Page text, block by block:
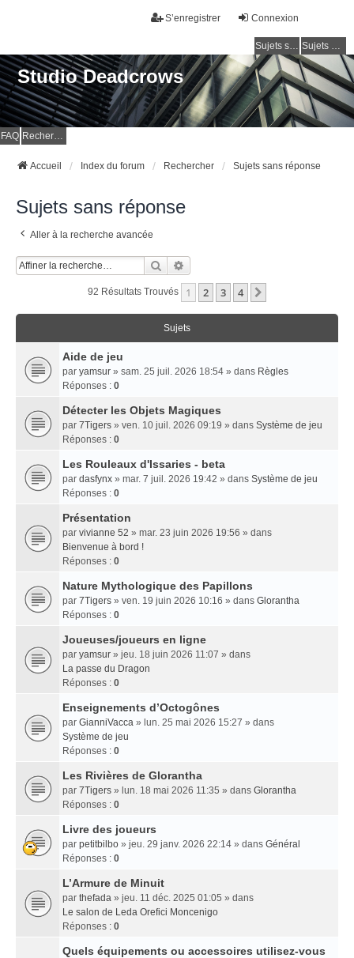
Connexion
S’enregistrer
Sujets sans réponse Sujets actifs
Studio Deadcrows
FAQ Rechercher
Accueil Index du forum Rechercher Sujets sans réponse
Sujets sans réponse
Aller à la recherche avancée
Rechercher
92 Résultats Trouvés 1 2 3 4
Sujets
Aide de jeu
par yamsur » sam. 25 juil. 2026 18:54 » dans Règles
Réponses : 0
Détecter les Objets Magiques
par 7Tigers » ven. 10 juil. 2026 09:19 » dans Système de jeu
Réponses : 0
Les Rouleaux d'Issaries - beta
par dasfynx » mar. 7 juil. 2026 19:42 » dans Système de jeu
Réponses : 0
Présentation
par vivianne 52 » mar. 23 juin 2026 19:56 » dans
Bienvenue à bord !
Réponses : 0
Nature Mythologique des Papillons
par 7Tigers » ven. 19 juin 2026 10:16 » dans Glorantha
Réponses : 0
Joueuses/joueurs en ligne
par yamsur » jeu. 18 juin 2026 11:07 » dans
La passe du Dragon
Réponses : 0
Enseignements dʼOctogônes
par GianniVacca » lun. 25 mai 2026 15:27 » dans
Système de jeu
Réponses : 0
Les Rivières de Glorantha
par 7Tigers » lun. 18 mai 2026 11:35 » dans Glorantha
Réponses : 0
Livre des joueurs
par petitbilbo » jeu. 29 janv. 2026 22:14 » dans Général
Réponses : 0
L’Armure de Minuit
par thefada » jeu. 11 déc. 2025 01:05 » dans
Le salon de Leda Orefici Moncenigo
Réponses : 0
Quels équipements ou accessoires utilisez-vous